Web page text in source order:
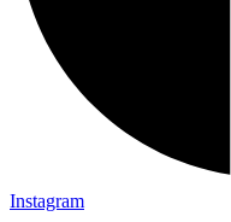
Instagram